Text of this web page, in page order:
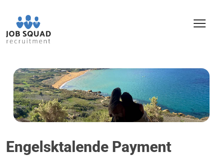
Engelsktalende Payment